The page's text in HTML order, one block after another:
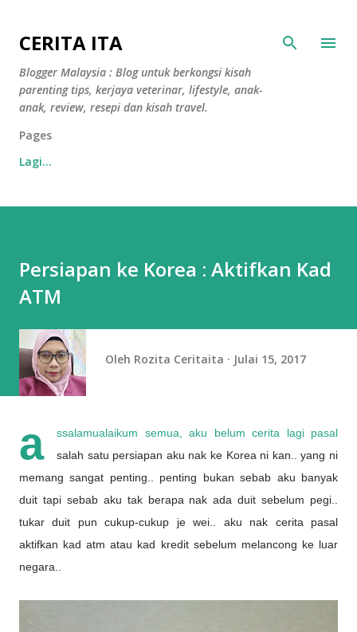
CERITA ITA
Blogger Malaysia : Blog untuk berkongsi kisah
parenting tips, kerjaya veterinar, lifestyle, anak-
anak, review, resepi dan kisah travel.
Pages
Lagi…
Persiapan ke Korea : Aktifkan Kad
ATM
Oleh Rozita Ceritaita Julai 15, 2017
a
ssalamualaikum semua, aku belum cerita lagi pasal
salah satu persiapan aku nak ke Korea ni kan.. yang ni
memang sangat penting.. penting bukan sebab aku banyak
duit tapi sebab aku tak berapa nak ada duit sebelum pegi..
tukar duit pun cukup-cukup je wei.. aku nak cerita pasal
aktifkan kad atm atau kad kredit sebelum melancong ke luar
negara..